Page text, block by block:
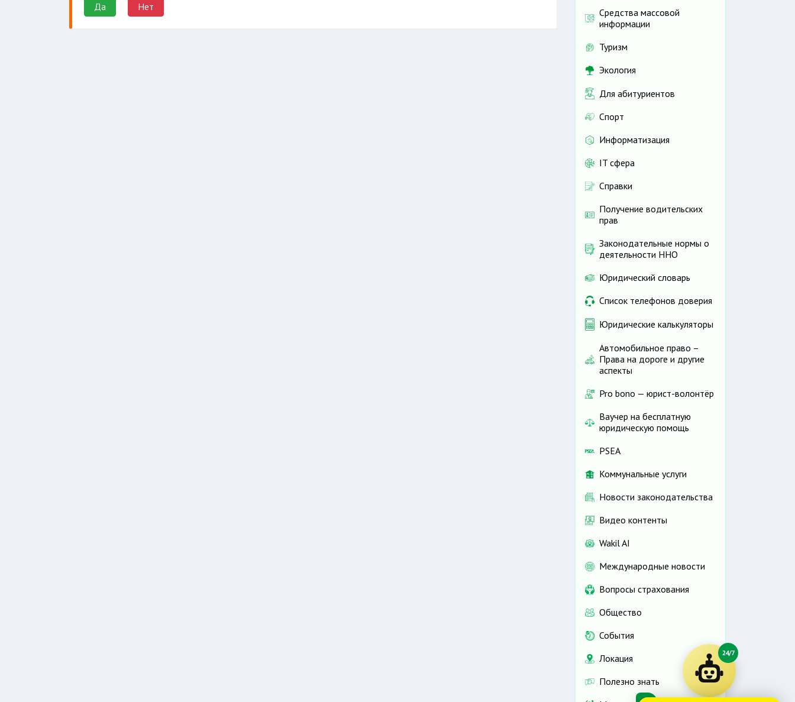
Да Нет
Средства массовой
информации
Туризм
Экология
Для абитуриентов
Спорт
Информатизация
IT сфера
Справки
Получение водительских
прав
Законодательные нормы о
деятельности ННО
Юридический словарь
Список телефонов доверия
Юридические калькуляторы
Автомобильное право –
Права на дороге и другие
аспекты
Pro bono — юрист-волонтёр
Ваучер на бесплатную
юридическую помощь
PSEA
Коммунальные услуги
Новости законодательства
Видео контенты
Wakil AI
Международные новости
Вопросы страхования
Общество
События
Локация
Полезно знать
24/7